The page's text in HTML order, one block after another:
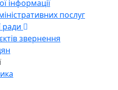
інформації
послуг
ради
звернення